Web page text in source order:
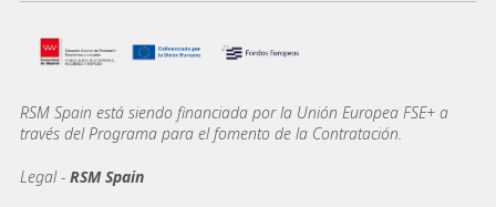
RSM Spain está siendo financiada por la Unión Europea FSE+ a
través del Programa para el fomento de la Contratación.
Legal - RSM Spain